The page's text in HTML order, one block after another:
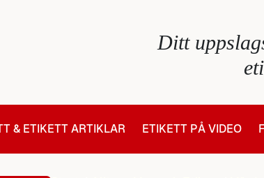
Ditt
& ETIKETT ARTIKLAR ETIKETT PÅ VIDEO